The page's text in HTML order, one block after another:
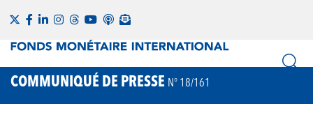
COMMUNIQUÉ DE PRESSE N° 18/161